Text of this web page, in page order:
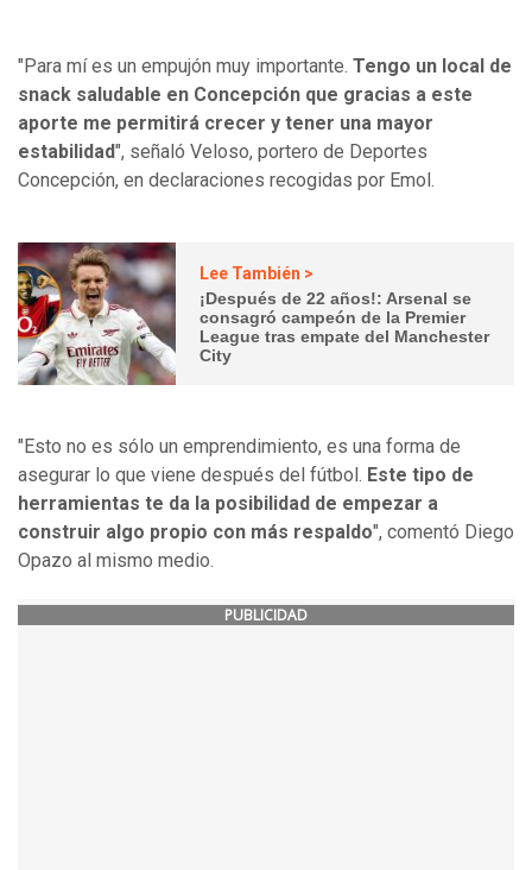
"Para mí es un empujón muy importante. Tengo un local de
snack saludable en Concepción que gracias a este
aporte me permitirá crecer y tener una mayor
estabilidad", señaló Veloso, portero de Deportes
Concepción, en declaraciones recogidas por Emol.
Lee También >
¡Después de 22 años!: Arsenal se
consagró campeón de la Premier
League tras empate del Manchester
City
"Esto no es sólo un emprendimiento, es una forma de
asegurar lo que viene después del fútbol. Este tipo de
herramientas te da la posibilidad de empezar a
construir algo propio con más respaldo", comentó Diego
Opazo al mismo medio.
PUBLICIDAD